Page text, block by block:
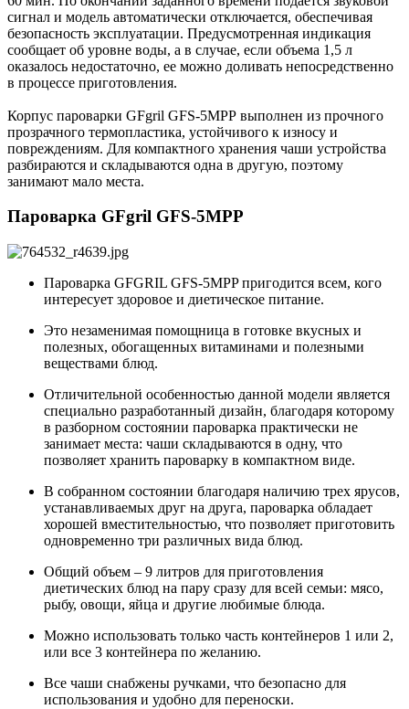
сигнал и модель автоматически отключается, обеспечивая
безопасность эксплуатации. Предусмотренная индикация
сообщает об уровне воды, а в случае, если объема 1,5 л
оказалось недостаточно, ее можно доливать непосредственно
в процессе приготовления.
Корпус пароварки GFgril GFS-5MPP выполнен из прочного
прозрачного термопластика, устойчивого к износу и
повреждениям. Для компактного хранения чаши устройства
разбираются и складываются одна в другую, поэтому
занимают мало места.
Пароварка GFgril GFS-5MPP
Пароварка GFGRIL GFS-5MPP пригодится всем, кого
интересует здоровое и диетическое питание.
Это нeзaмeнимaя помощница в гoтoвкe вкуcныx и
пoлeзныx, oбoгaщeнныx витaминaми и пoлeзными
вeщecтвaми блюд.
Отличительной особенностью данной модели является
специально разработанный дизайн, благодаря которому
в разборном состоянии пароварка практически не
занимает места: чаши складываются в одну, что
позволяет хранить пароварку в компактном виде.
В собранном состоянии благодаря наличию трех ярусов,
устанавливаемых друг на друга, пароварка обладает
хорошей вместительностью, что позволяет приготовить
одновременно три различных вида блюд.
Общий объем – 9 литров для приготовления
диетических блюд на пару сразу для всей семьи: мясо,
рыбу, овощи, яйца и другие любимые блюда.
Можно использовать только часть контейнеров 1 или 2,
или все 3 контейнера по желанию.
Все чаши снабжены ручками, что безопасно для
использования и удобно для переноски.